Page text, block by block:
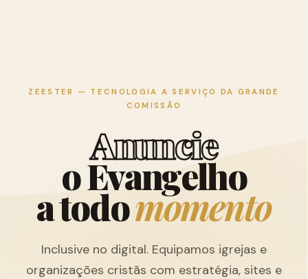
ZEESTER — TECNOLOGIA A SERVIÇO DA GRANDE
COMISSÃO
Anuncie
oEvangelho
atodomomento
Inclusive no digital. Equipamos igrejas e
organizações cristãs com estratégia, sites e